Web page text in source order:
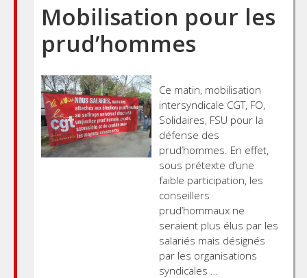
Mobilisation pour les
prud’hommes
Ce matin, mobilisation
intersyndicale CGT, FO,
Solidaires, FSU pour la
défense des
prud’hommes. En effet,
sous prétexte d’une
faible participation, les
conseillers
prud’hommaux ne
seraient plus élus par les
salariés mais désignés
par les organisations
syndicales …